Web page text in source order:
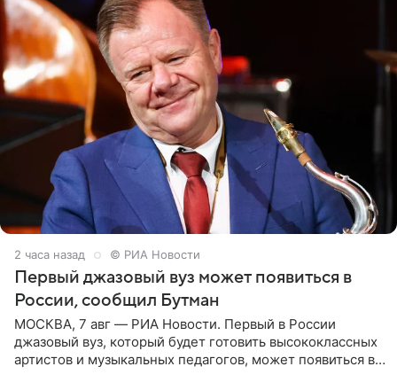
2 часа назад © РИА Новости
Первый джазовый вуз может появиться в
России, сообщил Бутман
МОСКВА, 7 авг — РИА Новости. Первый в России
джазовый вуз, который будет готовить высококлассных
артистов и музыкальных педагогов, может появиться в